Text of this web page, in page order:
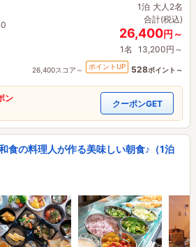
1泊 大人2名
合計(税込)
26,400円～
1名 13,200円～
26,400スコア～ ポイントUP 528ポイント～
ン
クーポンGET
食の料理人が作る美味しい朝食♪（1泊